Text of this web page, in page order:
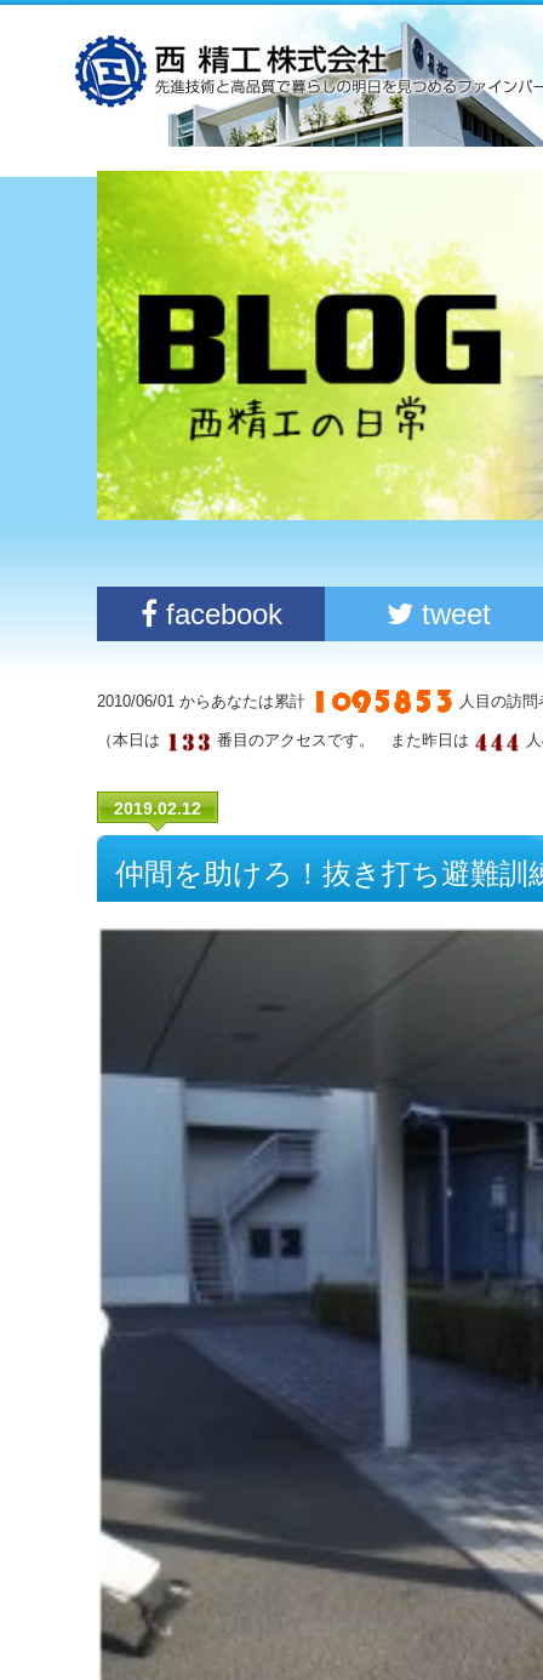
facebook tweet
2010/06/01 からあなたは累計 人目の訪
（本日は 番目のアクセスです。 また昨日は
2019.02.12
仲間を助けろ！抜き打ち避難訓